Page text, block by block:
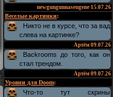
newgungunnaseugene 15.07.26
Веселые картинки:
Никто не в курсе, что за вад
слева на картинке?
Артём 09.07.26
Backrooms до того, как он
стал трендом.
Артём 09.07.26
Уровни для Doom:
Что-то тут скрины